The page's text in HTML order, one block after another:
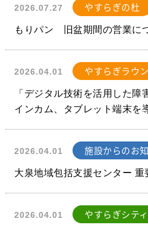
2026.07.27 やすらぎの杜
もりパン 旧盆期間の営業に
2026.04.01 やすらぎラウ
「デジタル技術を活用した
インカム、タブレット端末を
2026.04.01 施設からのお
大泉地域包括支援センター
2026.04.01 やすらぎシテ